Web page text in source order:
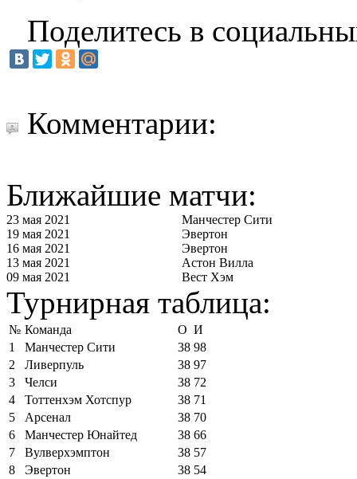
Поделитесь в
Комментарии:
Ближайшие матчи:
23 мая 2021
Манчестер Сити
19 мая 2021
Эвертон
16 мая 2021
Эвертон
13 мая 2021
Астон Вилла
09 мая 2021
Вест Хэм
Турнирная таблица:
№ Команда О И
1
Манчестер Сити 38 98
2
Ливерпуль 38 97
3
Челси 38 72
4
Тоттенхэм Хотспур 38 71
5
Арсенал 38 70
6
Манчестер Юнайтед 38 66
7
Вулверхэмптон 38 57
8
Эвертон 38 54